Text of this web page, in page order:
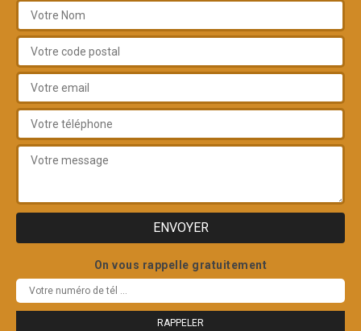
On vous rappelle gratuitement